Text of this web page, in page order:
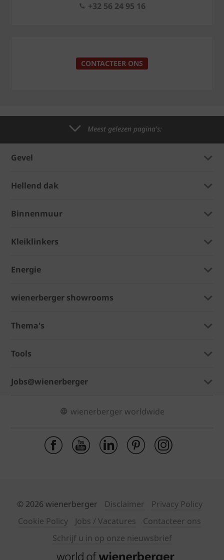
+32 56 24 95 16
CONTACTEER ONS
Meest gelezen pagina's:
Gevel
Hellend dak
Binnenmuur
Kleiklinkers
Energie
wienerberger showrooms
Thema's
Tools
Jobs@wienerberger
wienerberger worldwide
© 2026 wienerberger Disclaimer
Privacy Policy
Cookie Policy
Jobs / Vacatures
Contacteer ons
Schrijf u in op onze nieuwsbrief